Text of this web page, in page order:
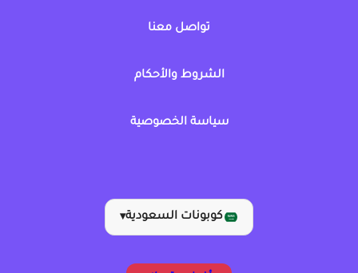
تواصل معنا
الشروط والأحكام
سياسة الخصوصية
كوبونات السعودية▾